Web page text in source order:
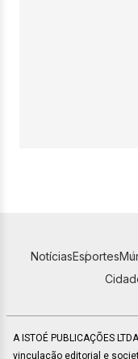
NotíciasEsportes
A ISTOÉ PUBLICAÇÕES
vinculação editorial e